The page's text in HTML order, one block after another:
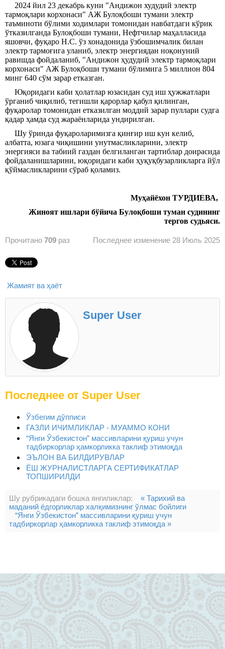
2024 йил 23 декабрь куни "Андижон худудий электр
тармоқлари корхонаси" АЖ Булоқбоши тумани электр
таъминоти бўлими ходимлари томонидан навбатдаги кўрик
ўтказилганда Булоқбоши тумани, Нефтчилар маҳалласида
яшовчи, фуқаро Н.С. ўз хонадонида ўзбошимчалик билан
электр тармоғига уланиб, электр энергиядан ноқонуний
равишда фойдаланиб, "Андижон ҳудудий электр тармоқлари
корхонаси" АЖ Булоқбоши тумани бўлимига 5 миллион 804
минг 640 сўм зарар етказган.
Юқоридаги каби ҳолатлар юзасидан суд иш ҳужжатлари
ўрганиб чиқилиб, тегишли қарорлар қабул қилинган,
фуқаролар томонидан етказилган моддий зарар пуллари судга
қадар ҳамда суд жараёнларида ундирилган.
Шу ўринда фуқароларимизга қинғир иш кун келиб,
албатта, юзага чиқишини унутмасликларини, электр
энергияси ва табиий газдан белгиланган тартиблар доирасида
фойдаланишларини, юқоридаги каби ҳуқуқбузарликларга йўл
қўймасликларини сўраб қоламиз.
Муҳайёхон ТУРДИЕВА,
Жиноят ишлари бўйича Булоқбоши туман судининг
тергов судьяси.
Прочитано 709 раз Последнее изменение 28 Июль 2025
Жамият ва ҳаёт
Super User
Последнее от Super User
Ўзбегим дўпписи
ГАЗЛИ ИЧИМЛИКЛАР - МУАММО КОНИ
“Янги Ўзбекистон” массивларини қуриш учун
тадбиркорлар ҳамкорликка таклиф этимоқда
ЭЪЛОН ВА БИЛДИРУВЛАР
ЁШ ЖУРНАЛИСТЛАРГА СЕРТИФИКАТЛАР
ТОПШИРИЛДИ
Шу рубрикадаги бошка янгиликлар:
« Тарихий ва
маданий ёдгорликлар халқимизнинг ўлмас бойлиги
“Янги Ўзбекистон” массивларини қуриш учун
тадбиркорлар ҳамкорликка таклиф этимоқда »